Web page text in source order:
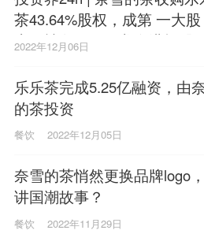
茶43.64%股权，成第 一大股
东；辣条一哥卫龙在港招股；
2022年12月06日
乐乐茶完成5.25亿融资，由
的茶投资
餐饮 2022年12月05日
奈雪的茶悄然更换品牌logo
讲国潮故事？
餐饮 2022年11月29日